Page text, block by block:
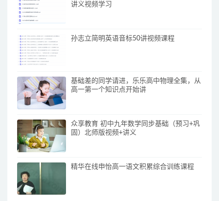
讲义视频学习
孙志立简明英语音标50讲视频课程
基础差的同学请进，乐乐高中物理全集，从
高一第一个知识点开始讲
众享教育 初中九年数学同步基础（预习+巩
固）北师版视频+讲义
精华在线申怡高一语文积累综合训练课程